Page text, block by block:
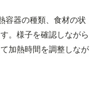
容器の種類、食材の状
。様子を確認しながら
加熱時間を調整しなが